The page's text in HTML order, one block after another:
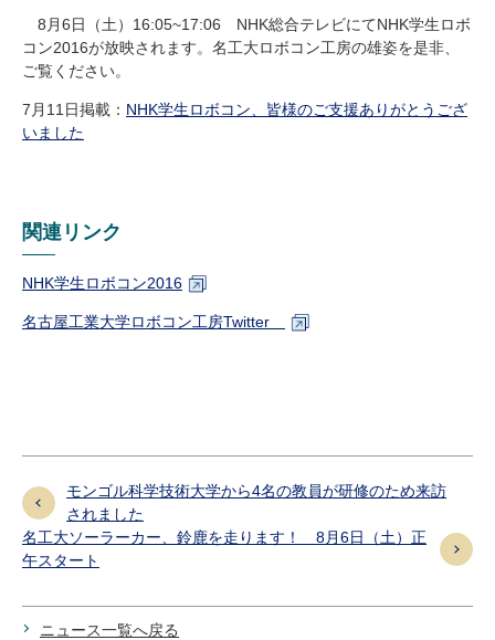
国際交流
8 月6日（土） 16:05~17:06 NHK総合テレビにてNHK学生ロボ
コン2016が放映されます。名工大ロボコン工房の雄姿を是非、
ご覧ください。
7 月 11 日掲載： NHK学生ロボコン、皆様のご支援ありがとうござ
いました
関連リンク
NHK学生ロボコン2016
名古屋工業大学ロボコン工房Twitter
モンゴル科学技術大学から4名の教員が研修のため来訪
されました
名工大ソーラーカー、鈴鹿を走ります！ 8月6日（土）正
午スタート
ニュース一覧へ戻る